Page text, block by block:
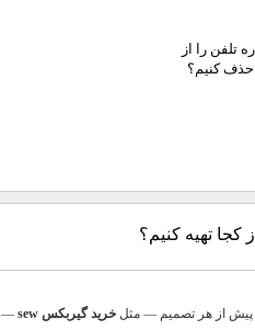
تلفن را از
حذف کنیم؟
پیش از هر تصمیم — مثل خرید گیربکس sew
—